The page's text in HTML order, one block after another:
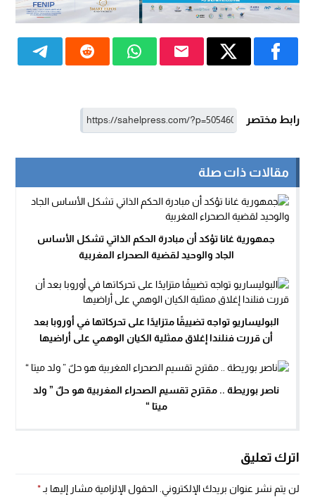
رابط مختصر
مقالات ذات صلة
جمهورية غانا تؤكد أن مبادرة الحكم الذاتي تشكل الأساس
الجاد والوحيد لقضية الصحراء المغربية
البوليساريو تواجه تضييقًا متزايدًا على تحركاتها في أوروبا بعد
أن قررت فنلندا إغلاق ممثلية الكيان الوهمي على أراضيها
ناصر بوريطة .. مقترح تقسيم الصحراء المغربية هو حلٌ ” ولد
ميتا “
اترك تعليق
لن يتم نشر عنوان بريدك الإلكتروني. الحقول الإلزامية مشار إليها بـ*